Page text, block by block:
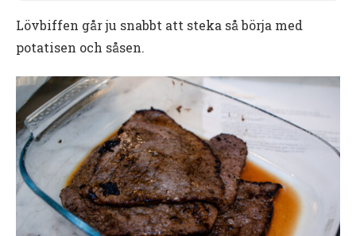
Lövbiffen går ju snabbt att steka så börja med
potatisen och såsen.